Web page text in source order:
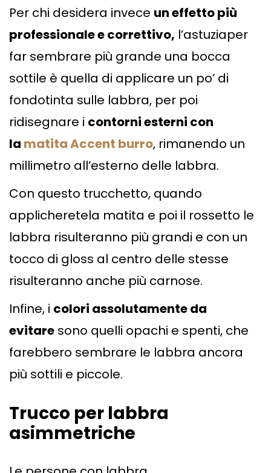
Per chi desidera invece un effetto più
professionale e correttivo, l’astuziaper
far sembrare più grande una bocca
sottile è quella di applicare un po’ di
fondotinta sulle labbra, per poi
ridisegnare i contorni esterni con
la matita Accent burro, rimanendo un
millimetro all’esterno delle labbra.
Con questo trucchetto, quando
applicheretela matita e poi il rossetto le
labbra risulteranno più grandi e con un
tocco di gloss al centro delle stesse
risulteranno anche più carnose.
Infine, i colori assolutamente da
evitare sono quelli opachi e spenti, che
farebbero sembrare le labbra ancora
più sottili e piccole.
Trucco per labbra
asimmetriche